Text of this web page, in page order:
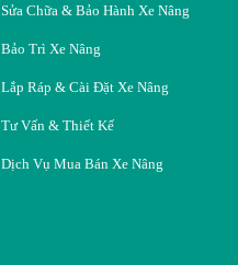
Sửa Chữa & Bảo Hành Xe Nâng
Bảo Trì Xe Nâng
Lắp Ráp & Cài Đặt Xe Nâng
Tư Vấn & Thiết Kế
Dịch Vụ Mua Bán Xe Nâng